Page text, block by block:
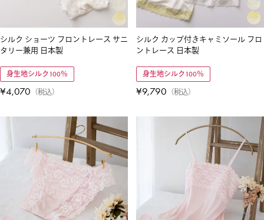
シルク ショーツ フロントレース サニ
タリー兼用 日本製
身生地シルク100％
¥4,070 税込
シルク カップ付きキャミソール フロ
ントレース 日本製
身生地シルク100％
¥9,790 税込